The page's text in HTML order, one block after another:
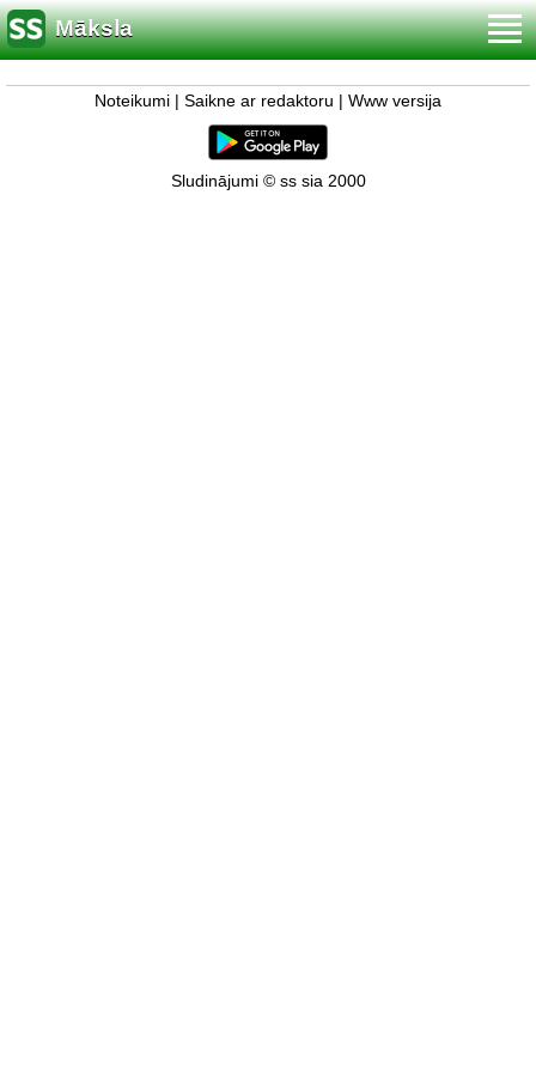
Māksla
Noteikumi Saikne ar redaktoru Www versija
Sludinājumi © ss sia 2000